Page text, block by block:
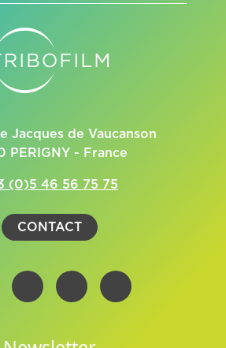
Jacques de Vaucanson
PERIGNY - France
(0)5 46 56 75 75
CONTACT